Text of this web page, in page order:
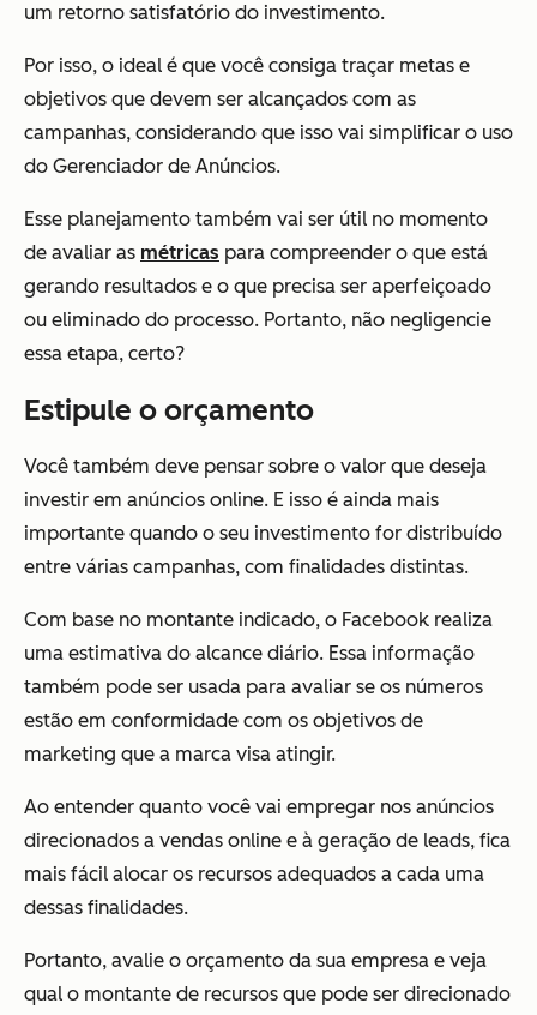
um retorno satisfatório do investimento.
Por isso, o ideal é que você consiga traçar metas e
objetivos que devem ser alcançados com as
campanhas, considerando que isso vai simplificar o uso
do Gerenciador de Anúncios.
Esse planejamento também vai ser útil no momento
de avaliar as métricas para compreender o que está
gerando resultados e o que precisa ser aperfeiçoado
ou eliminado do processo. Portanto, não negligencie
essa etapa, certo?
Estipule o orçamento
Você também deve pensar sobre o valor que deseja
investir em anúncios online. E isso é ainda mais
importante quando o seu investimento for distribuído
entre várias campanhas, com finalidades distintas.
Com base no montante indicado, o Facebook realiza
uma estimativa do alcance diário. Essa informação
também pode ser usada para avaliar se os números
estão em conformidade com os objetivos de
marketing que a marca visa atingir.
Ao entender quanto você vai empregar nos anúncios
direcionados a vendas online e à geração de leads, fica
mais fácil alocar os recursos adequados a cada uma
dessas finalidades.
Portanto, avalie o orçamento da sua empresa e veja
qual o montante de recursos que pode ser direcionado